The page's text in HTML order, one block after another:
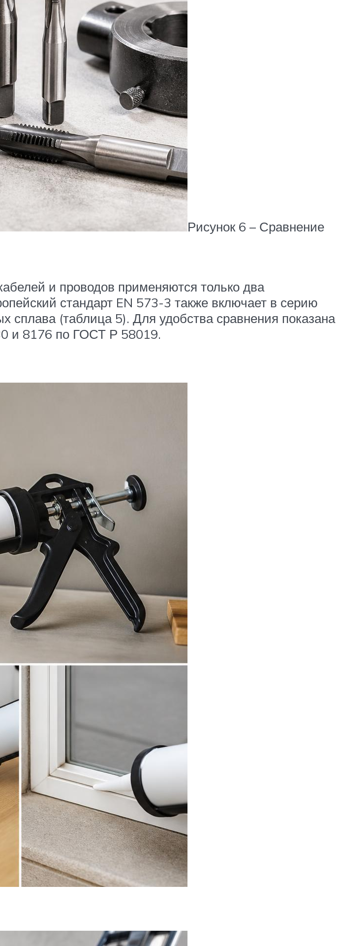
Рисунок 6 – Сравнение
и проводов применяются только два
стандарт EN 573-3 также включает в серию
сплава (таблица 5). Для удобства сравнения показана
и 8176 по ГОСТ Р 58019.